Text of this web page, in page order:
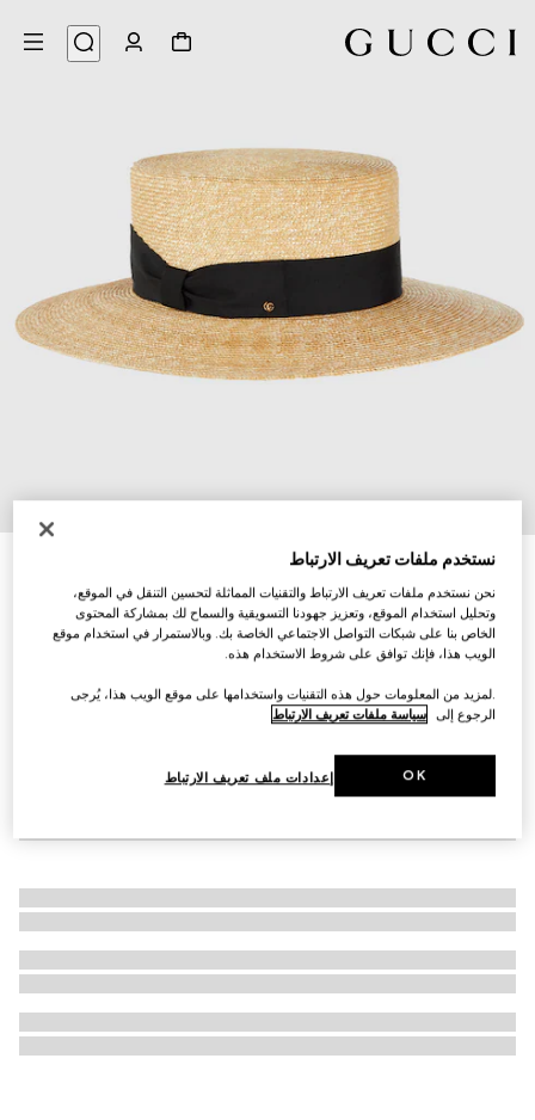
قبعة من القش مع تفصيل مضلّع
نستخدم ملفات تعريف الارتباط
نحن نستخدم ملفات تعريف الارتباط والتقنيات المماثلة لتحسين التنقل في الموقع،
وتحليل استخدام الموقع، وتعزيز جهودنا التسويقية والسماح لك بمشاركة المحتوى
الخاص بنا على شبكات التواصل الاجتماعي الخاصة بك. وبالاستمرار في استخدام موقع
الويب هذا، فإنك توافق على شروط الاستخدام هذه.
.لمزيد من المعلومات حول هذه التقنيات واستخدامها على موقع الويب هذا، يُرجى
الرجوع إلى سياسة ملفات تعريف الارتباط
إعدادات ملف تعريف الارتباط OK